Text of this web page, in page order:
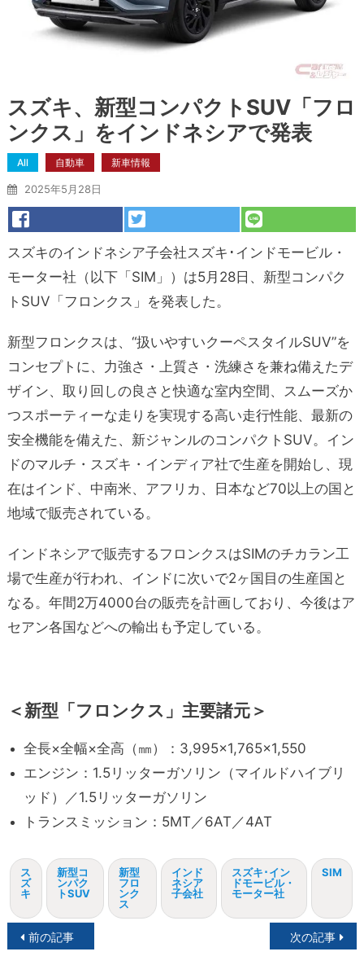
スズキ、新型コンパクトSUV「フロ
ンクス」をインドネシアで発表
All 自動車 新車情報
2025年5月28日
スズキのインドネシア子会社スズキ･インドモービル・
モーター社（以下「SIM」）は5月28日、新型コンパク
トSUV「フロンクス」を発表した。
新型フロンクスは、“扱いやすいクーペスタイルSUV”を
コンセプトに、力強さ・上質さ・洗練さを兼ね備えたデ
ザイン、取り回しの良さと快適な室内空間、スムーズか
つスポーティーな走りを実現する高い走行性能、最新の
安全機能を備えた、新ジャンルのコンパクトSUV。イン
ドのマルチ・スズキ・インディア社で生産を開始し、現
在はインド、中南米、アフリカ、日本など70以上の国と
地域で販売されている。
インドネシアで販売するフロンクスはSIMのチカラン工
場で生産が行われ、インドに次いで2ヶ国目の生産国と
なる。年間2万4000台の販売を計画しており、今後はア
セアン各国などへの輸出も予定している。
＜新型「フロンクス」主要諸元＞
全長×全幅×全高（㎜）：3,995×1,765×1,550
エンジン：1.5リッターガソリン（マイルドハイブリ
ッド）／1.5リッターガソリン
トランスミッション：5MT／6AT／4AT
ス
ズ
キ
新型コ
ンパク
トSUV
新型
フロ
ンク
ス
インド
ネシア
子会社
スズキ･イン
ドモービル・
モーター社
SIM
投前の記事 次の記事